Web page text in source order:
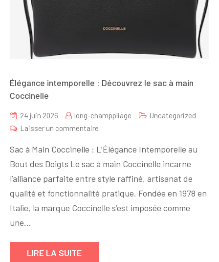
Élégance intemporelle : Découvrez le sac à main
Coccinelle
24 juin 2026 long-champpliage
Uncategorized
Laisser un commentaire
intemporelle
:
Découvrez
le
sac
Coccinelle
Sac à Main Coccinelle : L’Élégance Intemporelle au
Bout des Doigts Le sac à main Coccinelle incarne
l’alliance parfaite entre style raffiné, artisanat de
qualité et fonctionnalité pratique. Fondée en 1978 en
Italie, la marque Coccinelle s’est imposée comme
une…
LIRE LA SUITE